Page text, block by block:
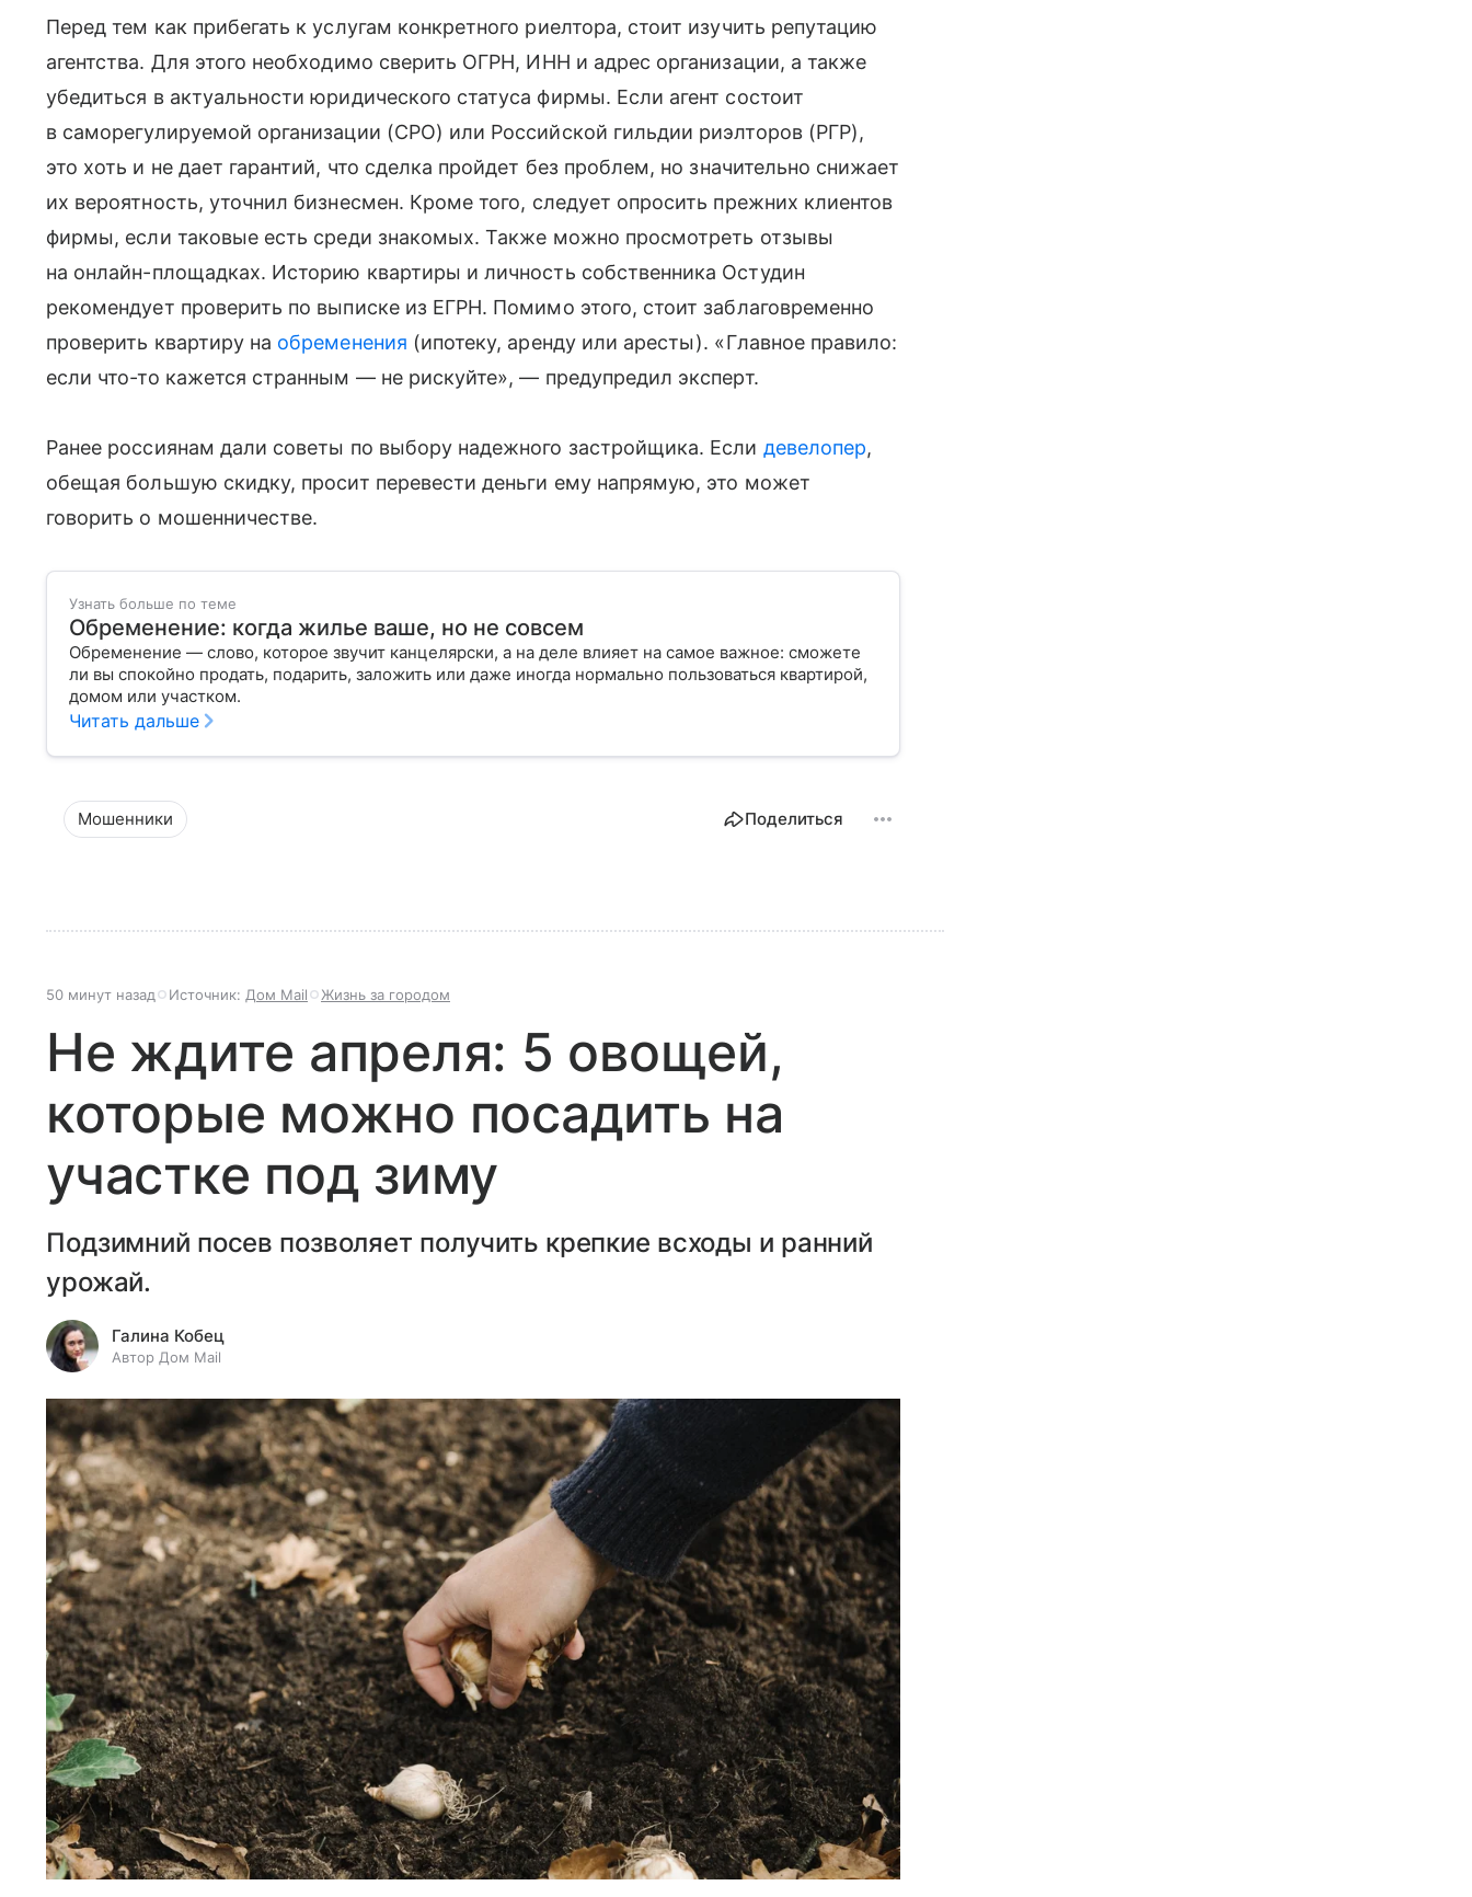
Перед тем как прибегать к услугам конкретного риелтора, стоит изучить репутацию
агентства. Для этого необходимо сверить ОГРН, ИНН и адрес организации, а также
убедиться в актуальности юридического статуса фирмы. Если агент состоит
в саморегулируемой организации (СРО) или Российской гильдии риэлторов (РГР),
это хоть и не дает гарантий, что сделка пройдет без проблем, но значительно снижает
их вероятность, уточнил бизнесмен. Кроме того, следует опросить прежних клиентов
фирмы, если таковые есть среди знакомых. Также можно просмотреть отзывы
на онлайн-площадках. Историю квартиры и личность собственника Остудин
рекомендует проверить по выписке из ЕГРН. Помимо этого, стоит заблаговременно
проверить квартиру на обременения (ипотеку, аренду или аресты). «Главное правило:
если что-то кажется странным — не рискуйте», — предупредил эксперт.
Ранее россиянам дали советы по выбору надежного застройщика. Если девелопер,
обещая большую скидку, просит перевести деньги ему напрямую, это может
говорить о мошенничестве.
Узнать больше по теме
Обременение: когда жилье ваше, но не совсем
Обременение — слово, которое звучит канцелярски, а на деле влияет на самое важное: сможете
ли вы спокойно продать, подарить, заложить или даже иногда нормально пользоваться квартирой,
домом или участком.
Читать дальше
Мошенники Поделиться
50 минут назад Источник: Дом Mail Жизнь за городом
Не ждите апреля: 5 овощей,
которые можно посадить на
участке под зиму
Подзимний посев позволяет получить крепкие всходы и ранний
урожай.
Галина Кобец
Автор Дом Mail